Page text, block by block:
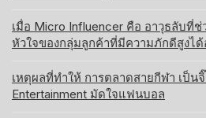
เมื่อ Micro Influencer คือ อาวุธลับที่
หัวใจของกลุ่มลูกค้าที่มีความภักดีสูงไ
เหตุผลที่ทำให้ การตลาดสายกีฬา เป็น
Entertainment มัดใจแฟนบอล